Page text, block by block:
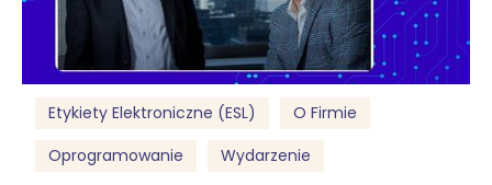
Etykiety Elektroniczne (ESL)
O Firmie
Oprogramowanie
Wydarzenie